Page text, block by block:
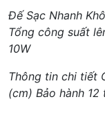
Đế Sạc Nhanh
Tổng công suất
10W
Thông tin chi tiết
(cm) Bảo hành 12